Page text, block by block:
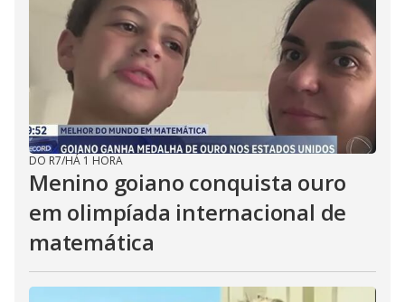
DO R7/HÁ 1 HORA
Menino goiano conquista ouro
em olimpíada internacional de
matemática